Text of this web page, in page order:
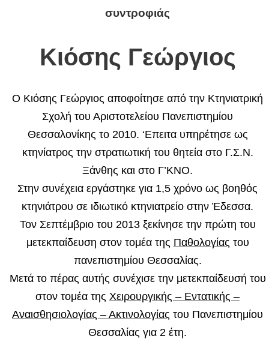
συντροφιάς
Κιόσης Γεώργιος
O Κιόσης Γεώργιος αποφοίτησε από την Κτηνιατρική
Σχολή του Αριστοτελείου Πανεπιστημίου
Θεσσαλονίκης το 2010. ‘Επειτα υπηρέτησε ως
κτηνίατρος την στρατιωτική του θητεία στο Γ.Σ.Ν.
Ξάνθης και στο Γ’ΚΝΟ.
Στην συνέχεια εργάστηκε για 1,5 χρόνο ως βοηθός
κτηνιάτρου σε ιδιωτικό κτηνιατρείο στην Έδεσσα.
Τον Σεπτέμβριο του 2013 ξεκίνησε την πρώτη του
μετεκπαίδευση στον τομέα της Παθολογίας του
πανεπιστημίου Θεσσαλίας.
Μετά το πέρας αυτής συνέχισε την μετεκπαίδευσή του
στον τομέα της Χειρουργικής – Εντατικής –
Αναισθησιολογίας – Ακτινολογίας του Πανεπιστημίου
Θεσσαλίας για 2 έτη.